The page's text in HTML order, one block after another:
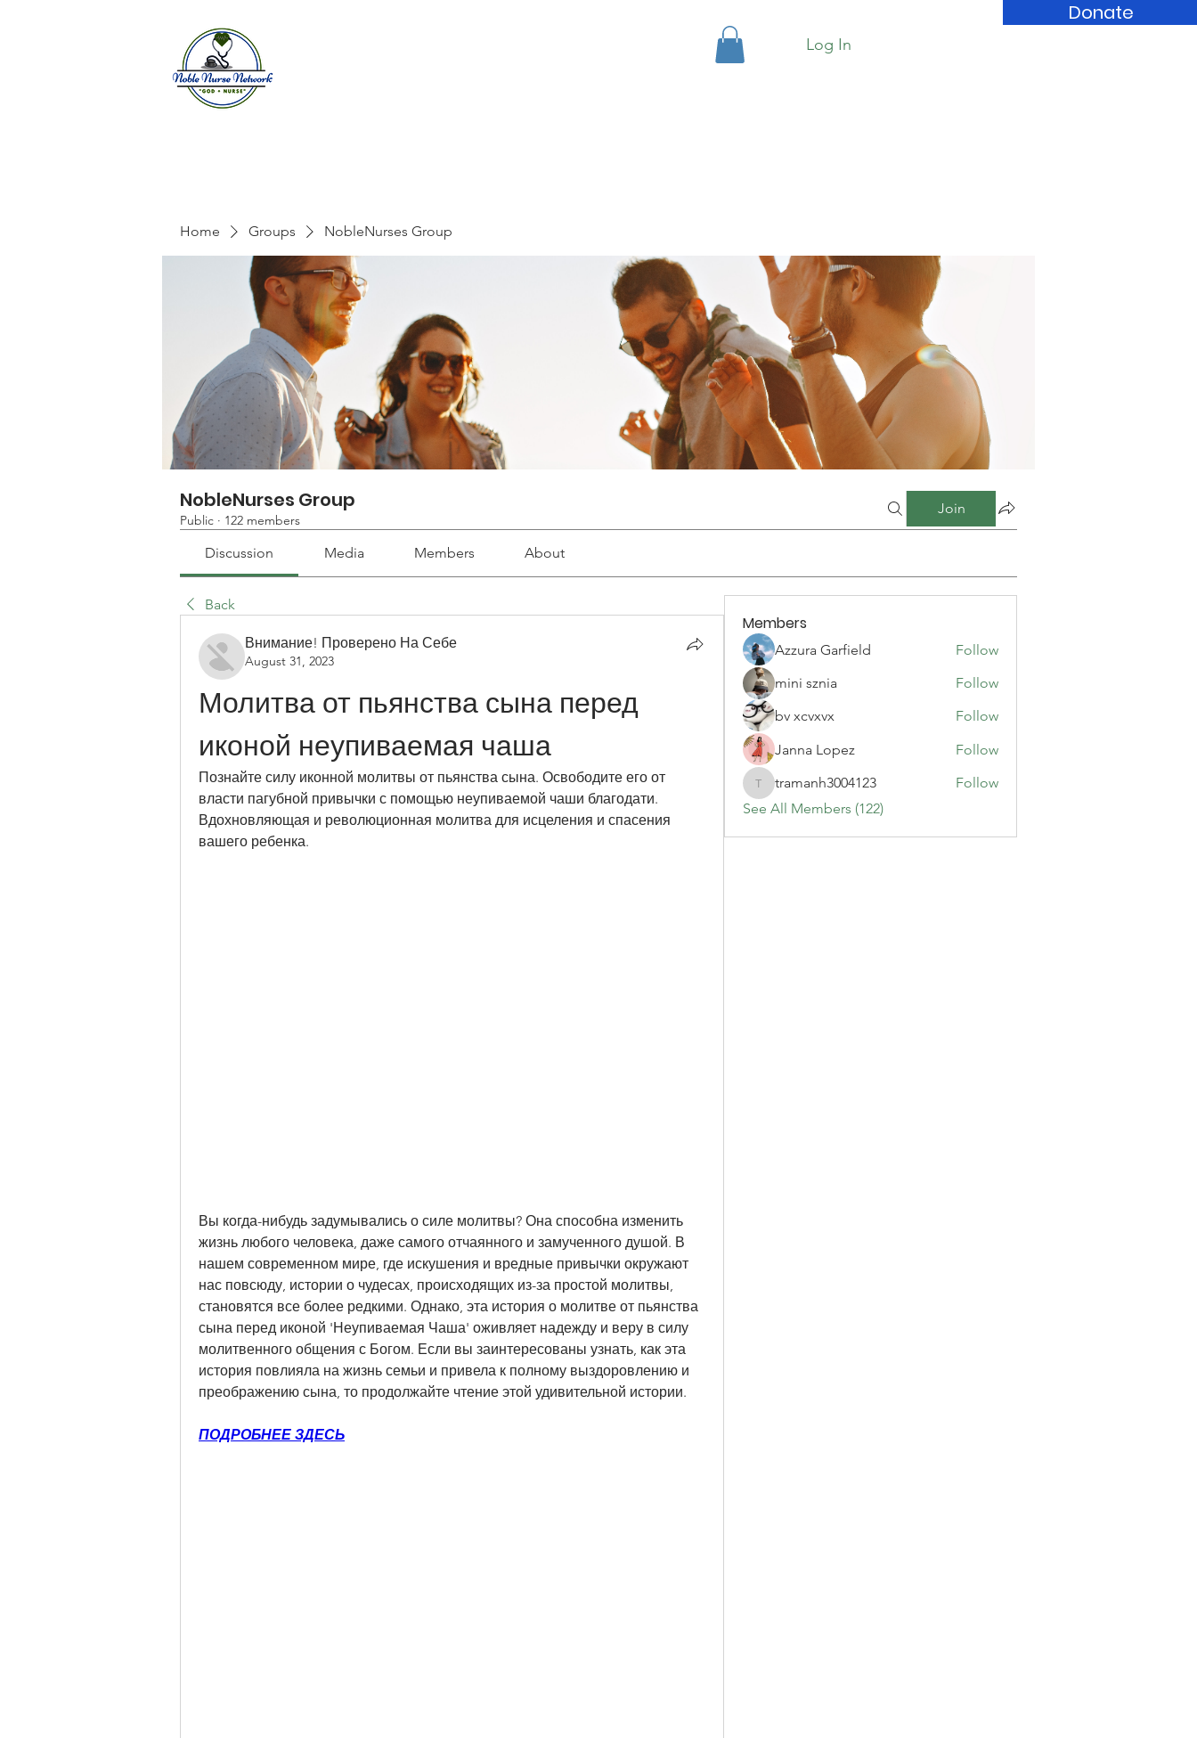
Donate
Log In
Home Groups NobleNurses Group
NobleNurses Group
Public · 122 members
Join
Discussion Media Members About
Back
Внимание! Проверено На Себе
August 31, 2023
Молитва от пьянства сына перед
иконой неупиваемая чаша
Познайте силу иконной молитвы от пьянства сына. Освободите его от
власти пагубной привычки с помощью неупиваемой чаши благодати.
Вдохновляющая и революционная молитва для исцеления и спасения
вашего ребенка.
Вы когда-нибудь задумывались о силе молитвы? Она способна изменить
жизнь любого человека, даже самого отчаянного и замученного душой. В
нашем современном мире, где искушения и вредные привычки окружают
нас повсюду, истории о чудесах, происходящих из-за простой молитвы,
становятся все более редкими. Однако, эта история о молитве от пьянства
сына перед иконой 'Неупиваемая Чаша' оживляет надежду и веру в силу
молитвенного общения с Богом. Если вы заинтересованы узнать, как эта
история повлияла на жизнь семьи и привела к полному выздоровлению и
преображению сына, то продолжайте чтение этой удивительной истории.
ПОДРОБНЕЕ ЗДЕСЬ
Members
Azzura Garfield
Follow
mini sznia
Follow
bv xcvxvx
Follow
Janna Lopez
Follow
tramanh3004123
tramanh3004123
Follow
See All Members (122)